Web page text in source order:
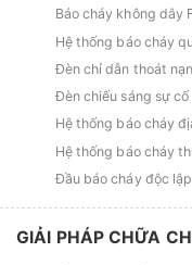
Báo cháy không dây
Hệ thống báo cháy
Đèn chỉ dẫn thoát nạn
Đèn chiếu sáng sự cố
Hệ thống báo cháy
Hệ thống báo cháy
Đầu báo cháy độc
GIẢI PHÁP CHỮA